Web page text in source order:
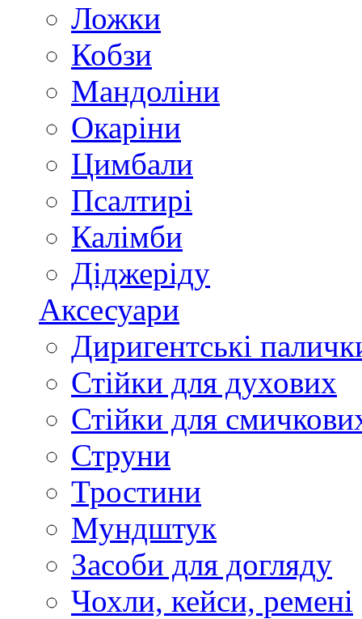
Ложки
Кобзи
Мандоліни
Окаріни
Цимбали
Псалтирі
Калімби
Діджеріду
Аксесуари
Диригентські
Стійки для духових
Стійки для
Струни
Тростини
Мундштук
Засоби для догляду
Чохли, кейси, ремені